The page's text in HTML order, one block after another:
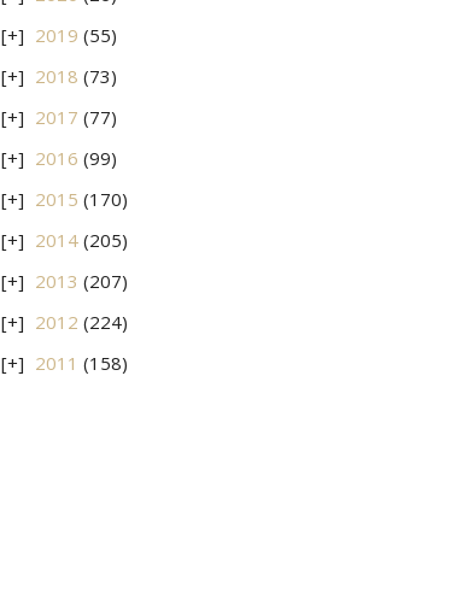
2019 (55)
2018 (73)
2017 (77)
2016 (99)
2015 (170)
2014 (205)
2013 (207)
2012 (224)
2011 (158)